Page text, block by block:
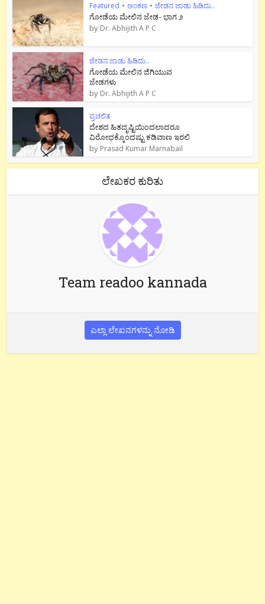
Featured • ಅಂಕಣ • ಜೇಡನ ಜಾಡು ಹಿಡಿದು..
ಗೋಡೆಯ ಮೇಲಿನ ಜೇಡ- ಭಾಗ ೨
by Dr. Abhijith A P C
ಜೇಡನ ಜಾಡು ಹಿಡಿದು..
ಗೋಡೆಯ ಮೇಲಿನ ಜಿಗಿಯುವ
ಜೇಡಗಳು
by Dr. Abhijith A P C
ಪ್ರಚಲಿತ
ದೇಶದ ಹಿತದೃಷ್ಟಿಯಿಂದಲಾದರೂ
ವಿರೋಧಕ್ಕೊಂದಷ್ಟು ಕಡಿವಾಣ ಇರಲಿ
by Prasad Kumar Marnabail
ಲೇಖಕರ ಕುರಿತು
Team readoo kannada
ಎಲ್ಲಾ ಲೇಖನಗಳನ್ನು ನೋಡಿ